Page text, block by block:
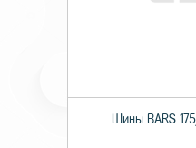
Шины BARS